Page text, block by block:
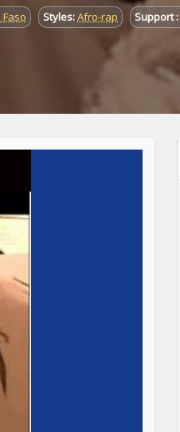
Styles:Afro-rap Support :